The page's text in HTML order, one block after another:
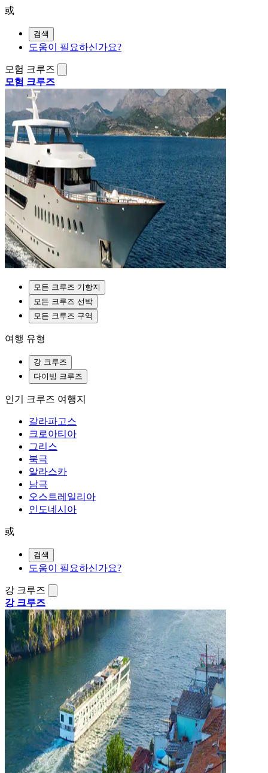
或
검색
도움이 필요하신가요?
모험 크루즈
모험 크루즈
모든 크루즈 기항지
모든 크루즈 선박
모든 크루즈 구역
여행 유형
강 크루즈
다이빙 크루즈
인기 크루즈 여행지
갈라파고스
크로아티아
그리스
북극
알라스카
남극
오스트레일리아
인도네시아
或
검색
도움이 필요하신가요?
강 크루즈
강 크루즈